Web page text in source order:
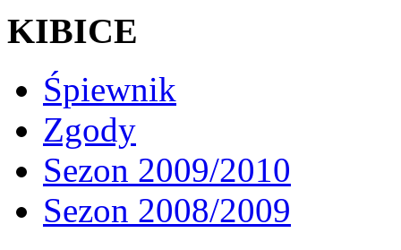
KIBICE
Śpiewnik
Zgody
Sezon 2009/2010
Sezon 2008/2009